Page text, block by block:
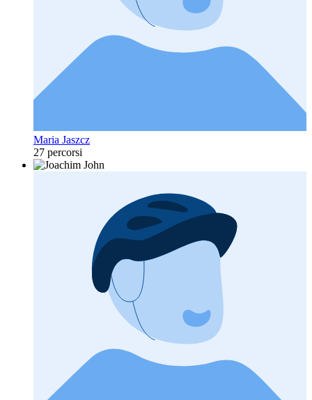
Maria Jaszcz
27 percorsi